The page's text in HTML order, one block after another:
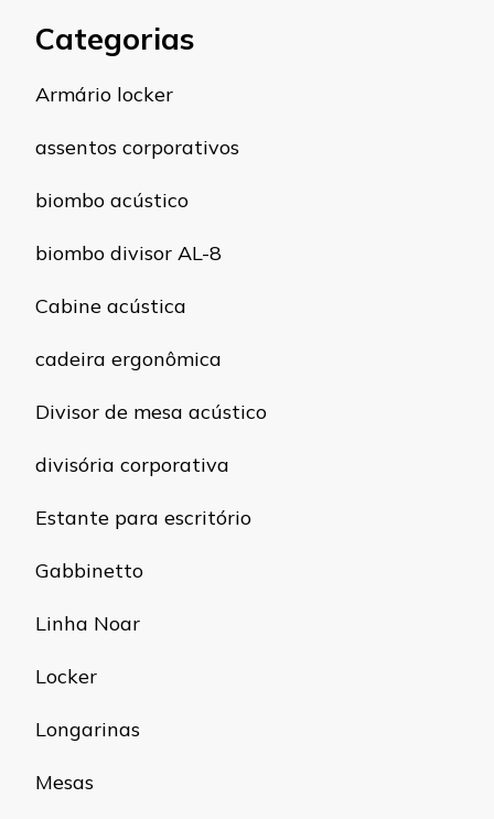
Categorias
Armário locker
assentos corporativos
biombo acústico
biombo divisor AL-8
Cabine acústica
cadeira ergonômica
Divisor de mesa acústico
divisória corporativa
Estante para escritório
Gabbinetto
Linha Noar
Locker
Longarinas
Mesas